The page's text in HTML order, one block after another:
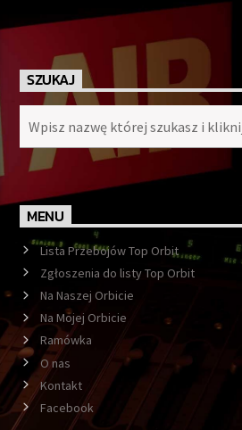
SZUKAJ
MENU
Lista Przebojów Top Orbit
Zgłoszenia do listy Top Orbit
Na Naszej Orbicie
Na Mojej Orbicie
Ramówka
O nas
Kontakt
Facebook